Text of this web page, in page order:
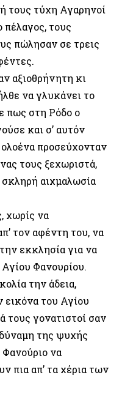
τους τύχη Αγαρηνοί
πέλαγος, τους
πώλησαν σε τρεις
αξιοθρήνητη κι
να γλυκάνει το
πως στη Ρόδο ο
και σ’ αυτόν
ολοένα προσεύχονταν
τους ξεχωριστά,
σκληρή αιχμαλωσία
χωρίς να
τον αφέντη του, να
εκκλησία για να
Φανουρίου.
την άδεια,
εικόνα του Αγίου
τους γονατιστοί σαν
της ψυχής
να
πια απ’ τα χέρια των